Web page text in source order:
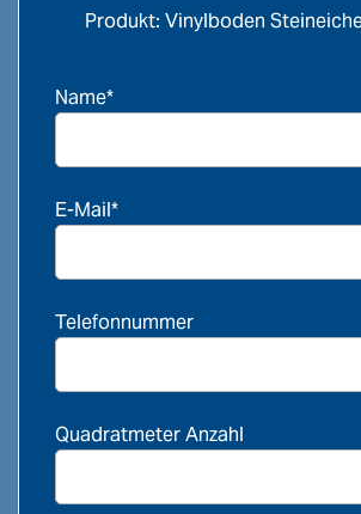
Produkt: Vinylboden
Name*
E-Mail*
Telefonnummer
Quadratmeter Anzahl